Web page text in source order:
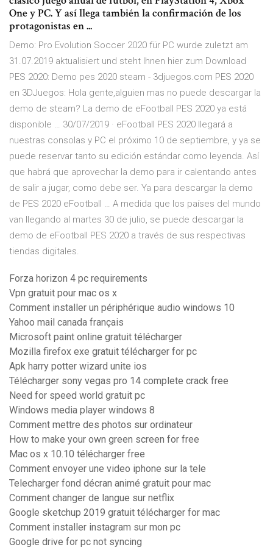
One y PC. Y así llega también la confirmación de los
protagonistas en ...
Demo: Pro Evolution Soccer 2020 für PC wurde zuletzt am
31.07.2019 aktualisiert und steht Ihnen hier zum Download
PES 2020: Demo pes 2020 steam - 3djuegos.com PES 2020
en 3DJuegos: Hola gente,alguien mas no puede descargar la
demo de steam? La demo de eFootball PES 2020 ya está
disponible … 30/07/2019 · eFootball PES 2020 llegará a
nuestras consolas y PC el próximo 10 de septiembre, y ya se
puede reservar tanto su edición estándar como leyenda. Así
que habrá que aprovechar la demo para ir calentando antes
de salir a jugar, como debe ser. Ya para descargar la demo
de PES 2020 eFootball … A medida que los países del mundo
van llegando al martes 30 de julio, se puede descargar la
demo de eFootball PES 2020 a través de sus respectivas
tiendas digitales.
Forza horizon 4 pc requirements
Vpn gratuit pour mac os x
Comment installer un périphérique audio windows 10
Yahoo mail canada français
Microsoft paint online gratuit télécharger
Mozilla firefox exe gratuit télécharger for pc
Apk harry potter wizard unite ios
Télécharger sony vegas pro 14 complete crack free
Need for speed world gratuit pc
Windows media player windows 8
Comment mettre des photos sur ordinateur
How to make your own green screen for free
Mac os x 10.10 télécharger free
Comment envoyer une video iphone sur la tele
Telecharger fond décran animé gratuit pour mac
Comment changer de langue sur netflix
Google sketchup 2019 gratuit télécharger for mac
Comment installer instagram sur mon pc
Google drive for pc not syncing